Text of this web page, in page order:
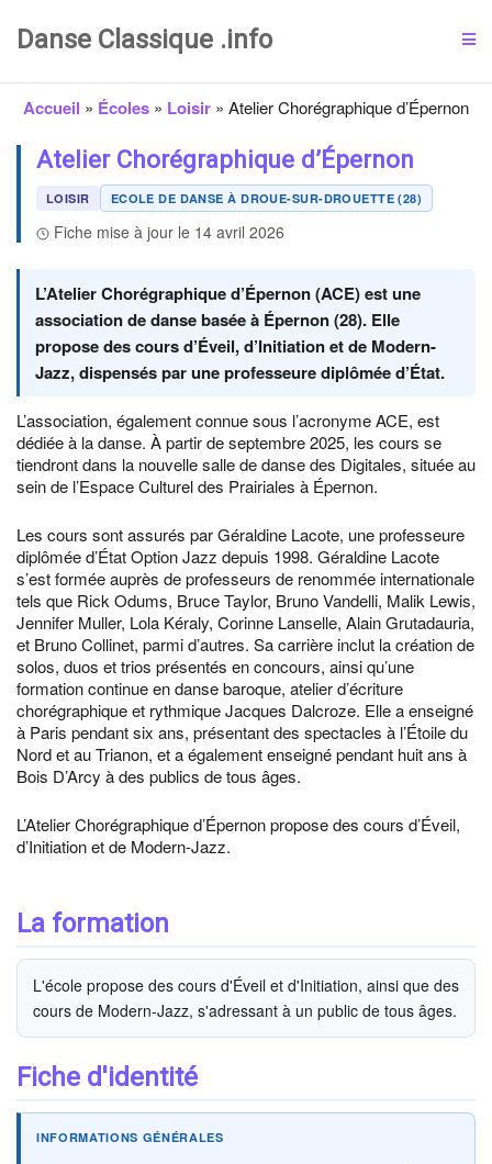
Danse Classique .info
Accueil » Écoles » Loisir » Atelier Chorégraphique d’Épernon
Atelier Chorégraphique d’Épernon
LOISIR ECOLE DE DANSE À DROUE-SUR-DROUETTE (28)
Fiche mise à jour le 14 avril 2026
L’Atelier Chorégraphique d’Épernon (ACE) est une
association de danse basée à Épernon (28). Elle
propose des cours d’Éveil, d’Initiation et de Modern-
Jazz, dispensés par une professeure diplômée d’État.
L’association, également connue sous l’acronyme ACE, est
dédiée à la danse. À partir de septembre 2025, les cours se
tiendront dans la nouvelle salle de danse des Digitales, située au
sein de l’Espace Culturel des Prairiales à Épernon.
Les cours sont assurés par Géraldine Lacote, une professeure
diplômée d’État Option Jazz depuis 1998. Géraldine Lacote
s’est formée auprès de professeurs de renommée internationale
tels que Rick Odums, Bruce Taylor, Bruno Vandelli, Malik Lewis,
Jennifer Muller, Lola Kéraly, Corinne Lanselle, Alain Grutadauria,
et Bruno Collinet, parmi d’autres. Sa carrière inclut la création de
solos, duos et trios présentés en concours, ainsi qu’une
formation continue en danse baroque, atelier d’écriture
chorégraphique et rythmique Jacques Dalcroze. Elle a enseigné
à Paris pendant six ans, présentant des spectacles à l’Étoile du
Nord et au Trianon, et a également enseigné pendant huit ans à
Bois D’Arcy à des publics de tous âges.
L’Atelier Chorégraphique d’Épernon propose des cours d’Éveil,
d’Initiation et de Modern-Jazz.
La formation
L'école propose des cours d'Éveil et d'Initiation, ainsi que des
cours de Modern-Jazz, s'adressant à un public de tous âges.
Fiche d'identité
INFORMATIONS GÉNÉRALES